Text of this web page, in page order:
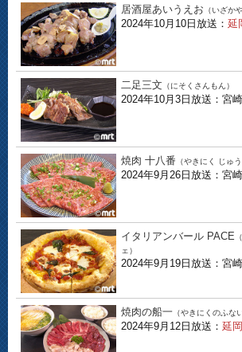
居酒屋あいうえお （いざか
2024年10月10日放送： 延
二足三文 （にそくさんもん）
2024年10月3日放送：宮
焼肉 十八番 （やきにく じゅ
2024年9月26日放送：宮
イタリアンバール PACE
ェ）
2024年9月19日放送：宮
焼肉の船一 （やきにくのふな
2024年9月12日放送： 延